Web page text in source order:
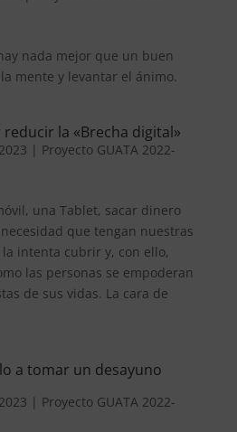
nada mejor que un buen
mente y levantar el ánimo.
la «Brecha digital»
| Proyecto GUATA 2022-
una Tablet, sacar dinero
que tengan nuestras
la intenta cubrir y, con ello,
las personas se empoderan
de sus vidas. La cara de
a tomar un desayuno
| Proyecto GUATA 2022-